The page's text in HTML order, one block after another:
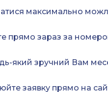
максимально
прямо зараз за
який зручний Вам
заявку прямо на